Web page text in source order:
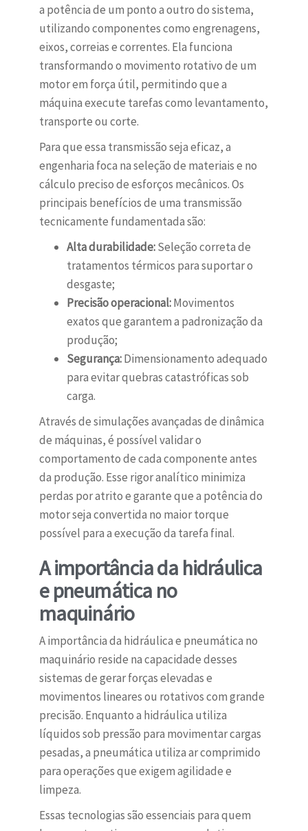
a potência de um ponto a outro do sistema,
utilizando componentes como engrenagens,
eixos, correias e correntes. Ela funciona
transformando o movimento rotativo de um
motor em força útil, permitindo que a
máquina execute tarefas como levantamento,
transporte ou corte.
Para que essa transmissão seja eficaz, a
engenharia foca na seleção de materiais e no
cálculo preciso de esforços mecânicos. Os
principais benefícios de uma transmissão
tecnicamente fundamentada são:
Alta durabilidade:Seleção correta de
tratamentos térmicos para suportar o
desgaste;
Precisão operacional:Movimentos
exatos que garantem a padronização da
produção;
Segurança:Dimensionamento adequado
para evitar quebras catastróficas sob
carga.
Através de simulações avançadas de dinâmica
de máquinas, é possível validar o
comportamento de cada componente antes
da produção. Esse rigor analítico minimiza
perdas por atrito e garante que a potência do
motor seja convertida no maior torque
possível para a execução da tarefa final.
A importância da hidráulica
e pneumática no
maquinário
A importância da hidráulica e pneumática no
maquinário reside na capacidade desses
sistemas de gerar forças elevadas e
movimentos lineares ou rotativos com grande
precisão. Enquanto a hidráulica utiliza
líquidos sob pressão para movimentar cargas
pesadas, a pneumática utiliza ar comprimido
para operações que exigem agilidade e
limpeza.
Essas tecnologias são essenciais para quem